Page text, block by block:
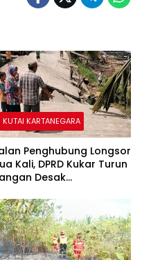
KUTAI KARTANEGARA
Penghubung Longsor
Kali, DPRD Kukar Turun
Desak